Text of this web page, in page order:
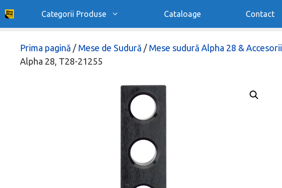
la
Categorii Produse Cataloage Contact
Prima pagină / Mese de Sudură / Mese sudură Alpha 28 & Accesorii
Alpha 28, T28-21255